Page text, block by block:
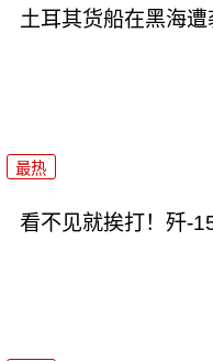
土耳其货船在黑海
最热
看不见就挨打！歼-